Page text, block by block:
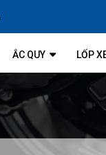
ẮC QUY LỐP